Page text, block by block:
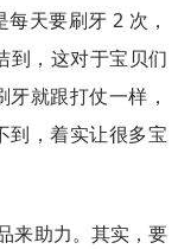
天要刷牙 2 次，
到，这对于宝贝们
就跟打仗一样，
到，着实让很多宝
来助力。其实，要